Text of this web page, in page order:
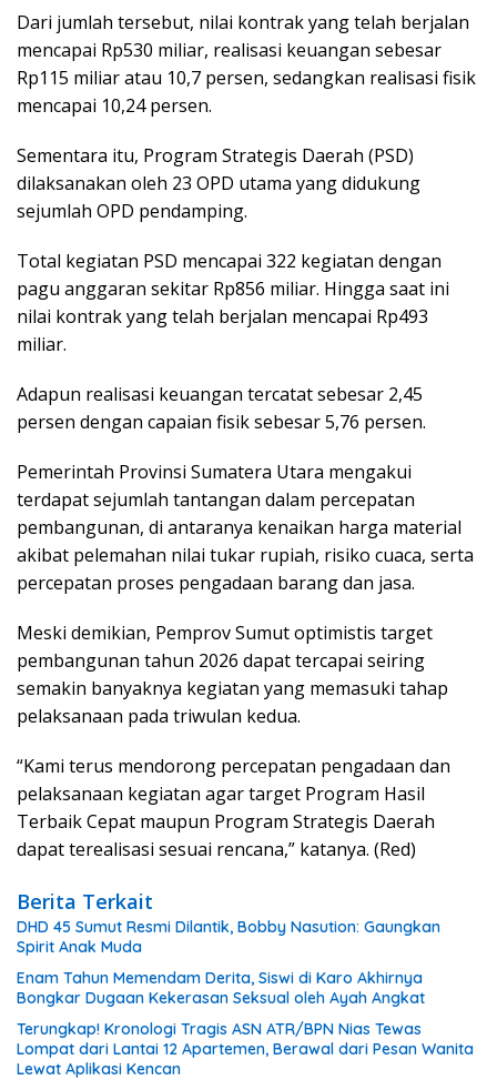
Dari jumlah tersebut, nilai kontrak yang telah berjalan
mencapai Rp530 miliar, realisasi keuangan sebesar
Rp115 miliar atau 10,7 persen, sedangkan realisasi fisik
mencapai 10,24 persen.
Sementara itu, Program Strategis Daerah (PSD)
dilaksanakan oleh 23 OPD utama yang didukung
sejumlah OPD pendamping.
Total kegiatan PSD mencapai 322 kegiatan dengan
pagu anggaran sekitar Rp856 miliar. Hingga saat ini
nilai kontrak yang telah berjalan mencapai Rp493
miliar.
Adapun realisasi keuangan tercatat sebesar 2,45
persen dengan capaian fisik sebesar 5,76 persen.
Pemerintah Provinsi Sumatera Utara mengakui
terdapat sejumlah tantangan dalam percepatan
pembangunan, di antaranya kenaikan harga material
akibat pelemahan nilai tukar rupiah, risiko cuaca, serta
percepatan proses pengadaan barang dan jasa.
Meski demikian, Pemprov Sumut optimistis target
pembangunan tahun 2026 dapat tercapai seiring
semakin banyaknya kegiatan yang memasuki tahap
pelaksanaan pada triwulan kedua.
“Kami terus mendorong percepatan pengadaan dan
pelaksanaan kegiatan agar target Program Hasil
Terbaik Cepat maupun Program Strategis Daerah
dapat terealisasi sesuai rencana,” katanya. (Red)
Berita Terkait
DHD 45 Sumut Resmi Dilantik, Bobby Nasution: Gaungkan
Spirit Anak Muda
Enam Tahun Memendam Derita, Siswi di Karo Akhirnya
Bongkar Dugaan Kekerasan Seksual oleh Ayah Angkat
Terungkap! Kronologi Tragis ASN ATR/BPN Nias Tewas
Lompat dari Lantai 12 Apartemen, Berawal dari Pesan Wanita
Lewat Aplikasi Kencan